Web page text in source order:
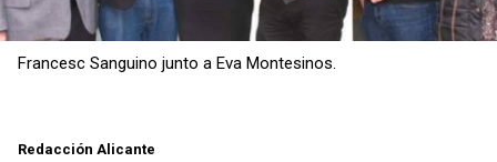
Francesc Sanguino junto a Eva Montesinos.
Redacción Alicante